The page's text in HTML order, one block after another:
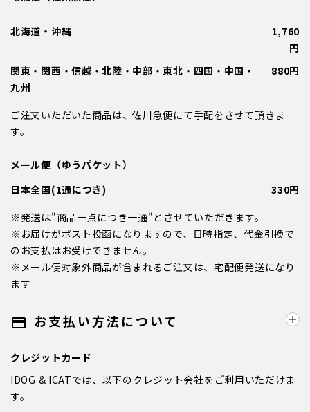
北海道・沖縄
1,760
円
関東・関西・信越・北陸・中部・東北・四国・中国・
九州
880円
ご注文いただいた商品は、佐川急便にて手配をさせて頂きま
す。
メール便（ゆうパケット）
日本全国(1通につき)
330円
※発送は"商品一点につき一通"とさせていただきます。
※お届けがポスト投函になりますので、日時指定、代金引換で
のお支払はお受けできません。
※メール便対象外商品が含まれるご注文は、宅配便発送になり
ます
payment お支払い方法について
クレジットカード
IDOG & ICATでは、以下のクレジット会社をご利用いただけま
す。